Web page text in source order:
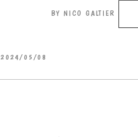
BY NICO GALTIER
2024/05/08